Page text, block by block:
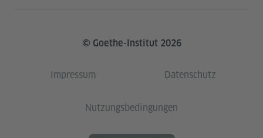
© Goethe-Institut 2026
Impressum Datenschutz
Nutzungsbedingungen